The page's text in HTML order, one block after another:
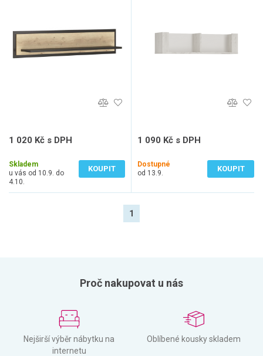
1 020 Kč s DPH
Skladem
u vás od 10.9. do
4.10.
KOUPIT
1 090 Kč s DPH
Dostupné
od 13.9.
KOUPIT
1
Proč nakupovat u nás
Nejširší výběr nábytku na
internetu
Oblíbené kousky skladem